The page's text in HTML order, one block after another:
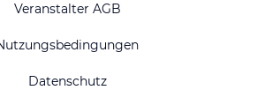
Veranstalter AGB
Datenschutz